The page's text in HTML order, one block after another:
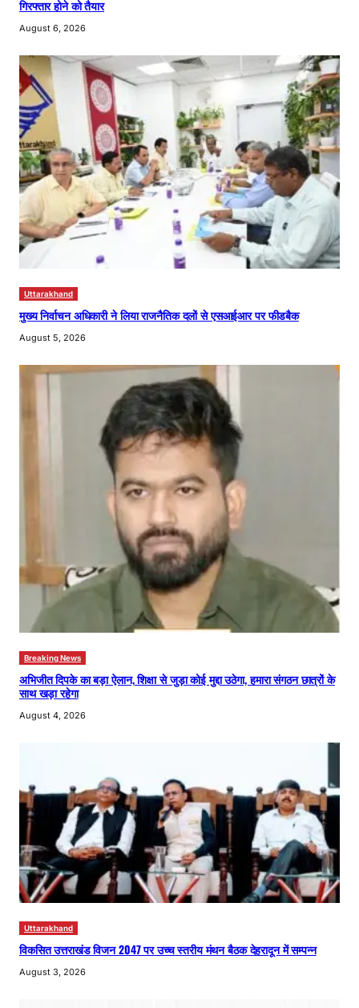
गिरफ्तार होने को तैयार
August 6, 2026
Uttarakhand
मुख्य निर्वाचन अधिकारी ने लिया राजनैतिक दलों से एसआईआर पर फीडबैक
August 5, 2026
Breaking News
अभिजीत दिपके का बड़ा ऐलान, शिक्षा से जुड़ा कोई मुद्दा उठेगा, हमारा संगठन छात्रों के
साथ खड़ा रहेगा
August 4, 2026
Uttarakhand
विकसित उत्तराखंड विजन 2047 पर उच्च स्तरीय मंथन बैठक देहरादून में सम्पन्न
August 3, 2026